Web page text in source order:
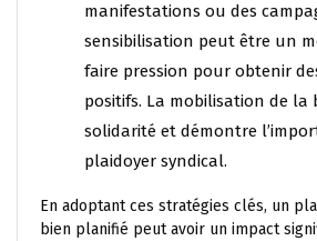
manifestations ou des
sensibilisation peut être un
faire pression pour obtenir
positifs. La mobilisation de la
solidarité et démontre
plaidoyer syndical.
En adoptant ces stratégies clés, un
bien planifié peut avoir un impact